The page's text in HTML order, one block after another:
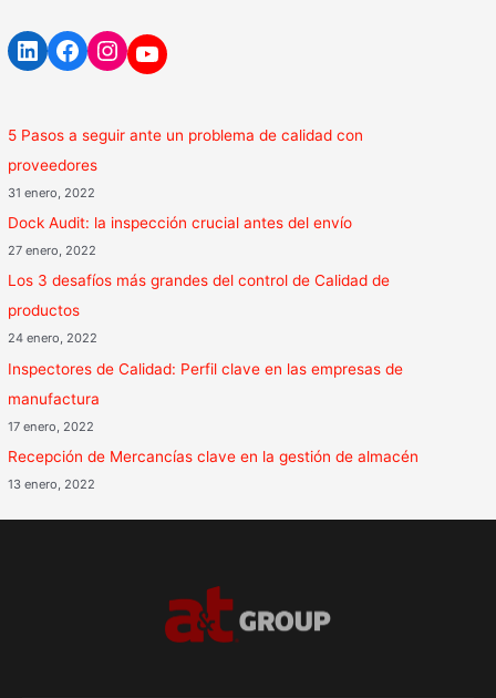
5 Pasos a seguir ante un problema de calidad con
proveedores
31 enero, 2022
Dock Audit: la inspección crucial antes del envío
27 enero, 2022
Los 3 desafíos más grandes del control de Calidad de
productos
24 enero, 2022
Inspectores de Calidad: Perfil clave en las empresas de
manufactura
17 enero, 2022
Recepción de Mercancías clave en la gestión de almacén
13 enero, 2022